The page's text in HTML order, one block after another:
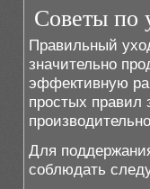
Советы по
Правильный
значительно
эффективную
простых правил
Для
соблюдать